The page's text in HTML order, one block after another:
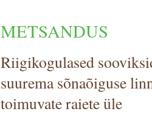
METSANDUS
Riigikogulased
suurema sõnaõiguse
toimuvate raiete üle